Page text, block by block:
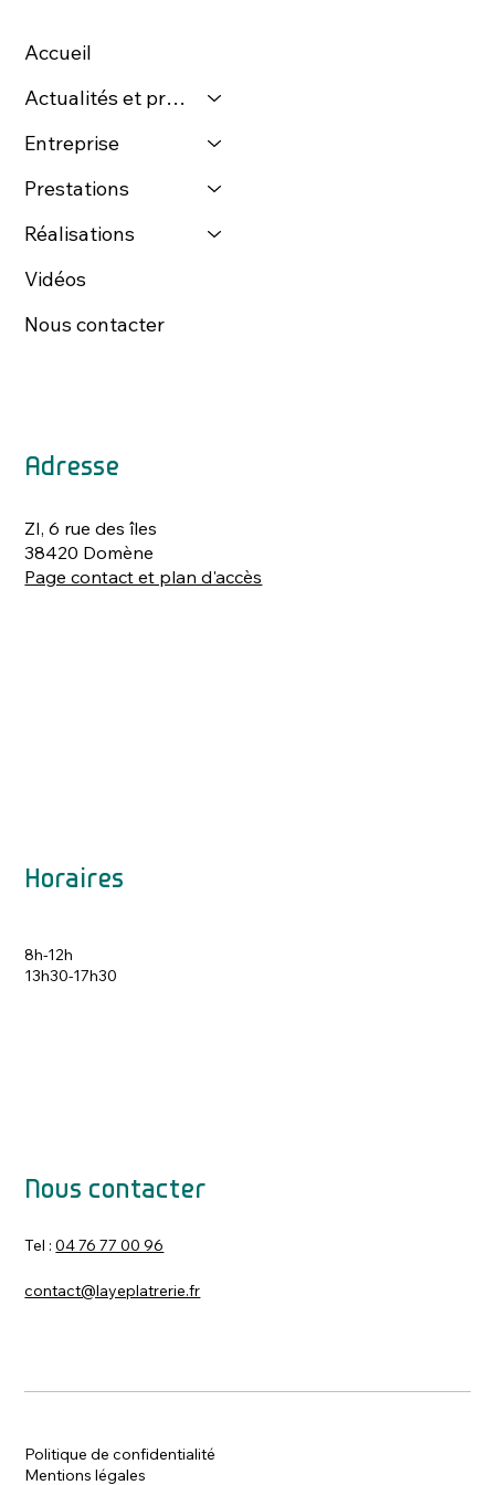
Accueil
Actualités et presse
Entreprise
Prestations
Réalisations
Vidéos
Nous contacter
Adresse
ZI, 6 rue des îles
38420 Domène
Page contact et plan d'accès
Horaires
8h-12h
13h30-17h30
Nous contacter
Tel :04 76 77 00 96
contact@layeplatrerie.fr
Politique de confidentialité
Mentions légales